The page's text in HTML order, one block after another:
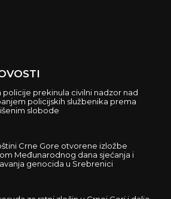
policije prekinula civilni nadzor nad
policijskih službenika prema
slobode
Crne Gore otvorene izložbe
Međunarodnog dana sjećanja i
genocida u Srebrenici